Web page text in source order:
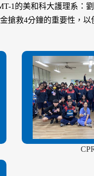
1的美和科大護理系：
搶救4分鐘的重要性，